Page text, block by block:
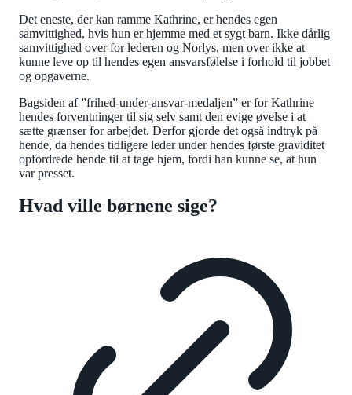
Det eneste, der kan ramme Kathrine, er hendes egen
samvittighed, hvis hun er hjemme med et sygt barn. Ikke dårlig
samvittighed over for lederen og Norlys, men over ikke at
kunne leve op til hendes egen ansvarsfølelse i forhold til jobbet
og opgaverne.
Bagsiden af ”frihed-under-ansvar-medaljen” er for Kathrine
hendes forventninger til sig selv samt den evige øvelse i at
sætte grænser for arbejdet. Derfor gjorde det også indtryk på
hende, da hendes tidligere leder under hendes første graviditet
opfordrede hende til at tage hjem, fordi han kunne se, at hun
var presset.
Hvad ville børnene sige?